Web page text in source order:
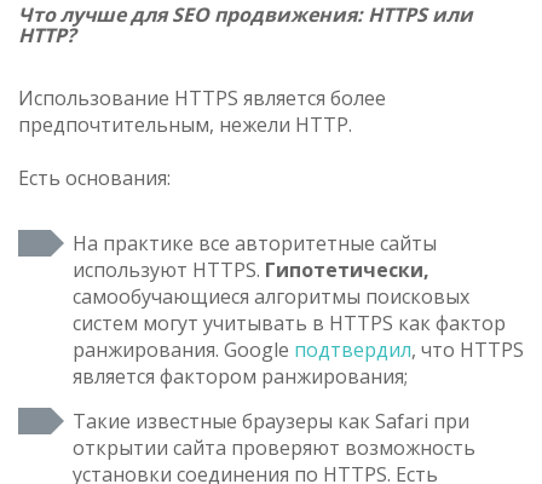
Что лучше для SEO продвижения: HTTPS или
HTTP?
Использование HTTPS является более
предпочтительным, нежели HTTP.
Есть основания:
На практике все авторитетные сайты
используют HTTPS. Гипотетически,
самообучающиеся алгоритмы поисковых
систем могут учитывать в HTTPS как фактор
ранжирования. Google подтвердил, что HTTPS
является фактором ранжирования;
Такие известные браузеры как Safari при
открытии сайта проверяют возможность
установки соединения по HTTPS. Есть